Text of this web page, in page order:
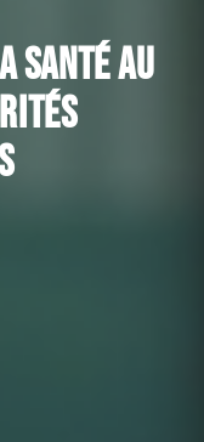
santé au